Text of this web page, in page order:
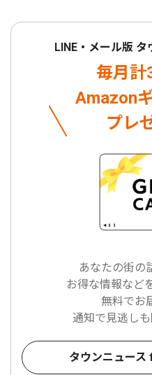
LINE・メール版
毎月計
Amazon
プレ
あなたの街の
お得な情報など
無料でお
通知で見逃し
タウンニュース